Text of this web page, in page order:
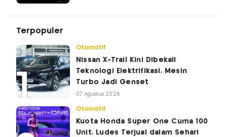
Terpopuler
Otomotif
Nissan X-Trail Kini Dibekali
Teknologi Elektrifikasi, Mesin
Turbo Jadi Genset
07 Agustus 2026
Otomotif
Kuota Honda Super One Cuma 100
Unit, Ludes Terjual dalam Sehari